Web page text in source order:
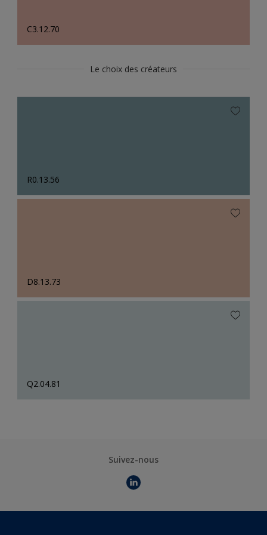
C3.12.70
Le choix des créateurs
R0.13.56
D8.13.73
Q2.04.81
Suivez-nous